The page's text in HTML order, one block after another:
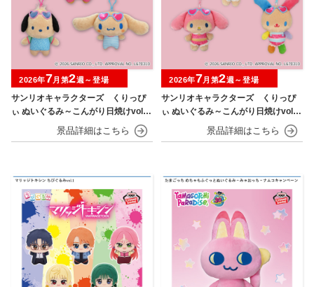
サンリオキャラクターズ くりっぴ
ぃ ぬいぐるみ～こんがり日焼けvol.1
2026年7月第2週～登場
サンリオキャラクターズ くりっぴ
ぃ ぬいぐるみ～こんがり日焼けvol.2
2026年7月第2週～登場